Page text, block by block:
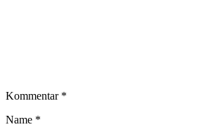
Kommentar *
Name *